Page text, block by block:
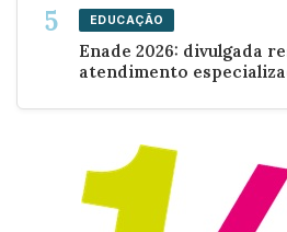
EDUCAÇÃO
Enade 2026: divulgada
atendimento